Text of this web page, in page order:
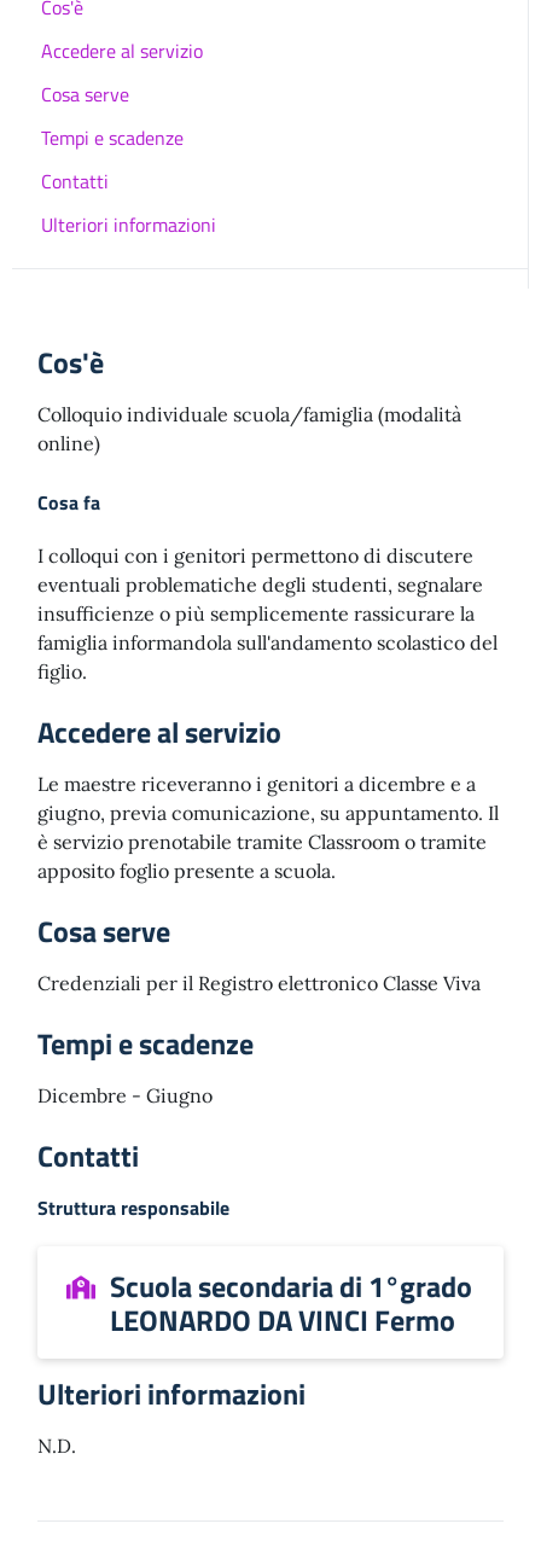
Cos'è
Accedere al servizio
Cosa serve
Tempi e scadenze
Contatti
Ulteriori informazioni
Cos'è
Colloquio individuale scuola/famiglia (modalità
online)
Cosa fa
I colloqui con i genitori permettono di discutere
eventuali problematiche degli studenti, segnalare
insufficienze o più semplicemente rassicurare la
famiglia informandola sull'andamento scolastico del
figlio.
Accedere al servizio
Le maestre riceveranno i genitori a dicembre e a
giugno, previa comunicazione, su appuntamento. Il
è servizio prenotabile tramite Classroom o tramite
apposito foglio presente a scuola.
Cosa serve
Credenziali per il Registro elettronico Classe Viva
Tempi e scadenze
Dicembre - Giugno
Contatti
Struttura responsabile
Scuola secondaria di 1°grado
LEONARDO DA VINCI Fermo
Ulteriori informazioni
N.D.